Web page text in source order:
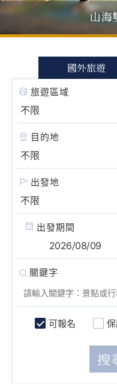
父親節．限時特別企劃
一人旅行Solo Travel
山海
國外旅遊
旅遊區域
目的地
出發地
出發期間
可報名